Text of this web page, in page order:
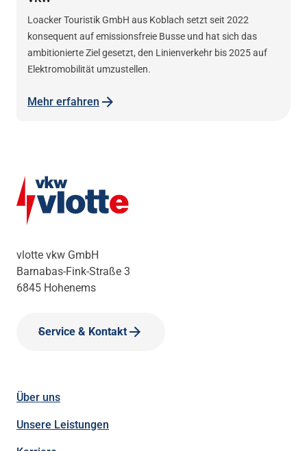
Loacker Touristik GmbH aus Koblach setzt seit 2022
konsequent auf emissionsfreie Busse und hat sich das
ambitionierte Ziel gesetzt, den Linienverkehr bis 2025 auf
Elektromobilität umzustellen.
Mehr erfahren
vlotte vkw GmbH
Barnabas-Fink-Straße 3
6845 Hohenems
Service & Kontakt
Über uns
Unsere Leistungen